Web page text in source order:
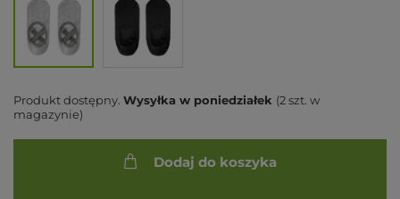
Produkt dostępny Wysyłka w poniedziałek (2 szt. w
magazynie)
Dodaj do koszyka